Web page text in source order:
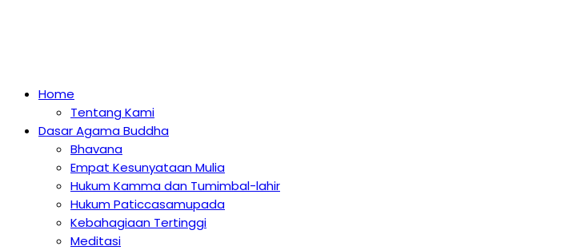
Home
Tentang Kami
Dasar Agama Buddha
Bhavana
Empat Kesunyataan Mulia
Hukum Kamma dan Tumimbal-lahir
Hukum Paticcasamupada
Kebahagiaan Tertinggi
Meditasi